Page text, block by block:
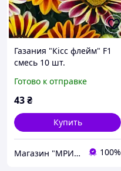
Газания "Кісс флейм" F1
смесь 10 шт.
Готово к отправке
43₴
Купить
Магазин "МРИЯ" 100%